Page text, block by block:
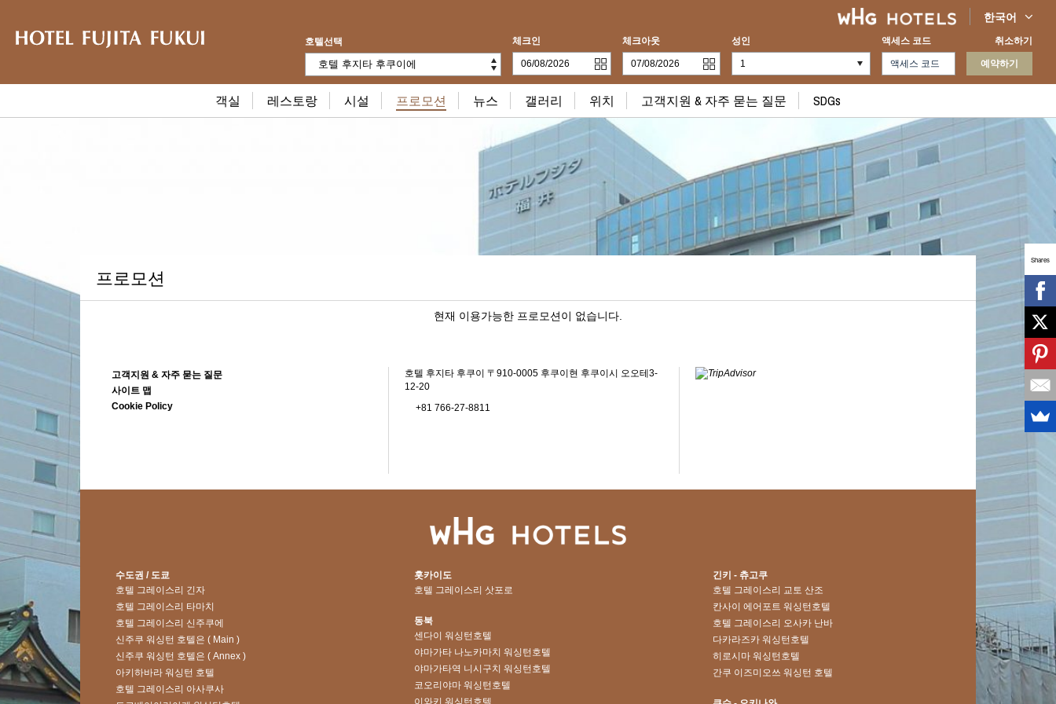
한국어
호텔선택
호텔 후지타 후쿠이에
체크인 체크아웃 성인 액세스 코드 취소하기
예약하기
객실 레스토랑 시설 프로모션 뉴스 갤러리 위치 고객지원 & 자주 묻는 질문 SDGs
프로모션
현재 이용가능한 프로모션이 없습니다.
고객지원 & 자주 묻는 질문
사이트 맵
Cookie Policy
호텔 후지타 후쿠이 〒910-0005 후쿠이현 후쿠이시 오오테3-
12-20
+81 766-27-8811
수도권 / 도쿄
호텔 그레이스리 긴자
호텔 그레이스리 타마치
호텔 그레이스리 신주쿠에
신주쿠 워싱턴 호텔은 ( Main )
신주쿠 워싱턴 호텔은 ( Annex )
아키하바라 워싱턴 호텔
호텔 그레이스리 아사쿠사
홋카이도
호텔 그레이스리 삿포로
동북
센다이 워싱턴호텔
야마가타 나노카마치 워싱턴호텔
야마가타역 니시구치 워싱턴호텔
코오리야마 워싱턴호텔
긴키 - 츄고쿠
호텔 그레이스리 교토 산조
칸사이 에어포트 워싱턴호텔
호텔 그레이스리 오사카 난바
다카라즈카 워싱턴호텔
히로시마 워싱턴호텔
간쿠 이즈미오쓰 워싱턴 호텔
Shares